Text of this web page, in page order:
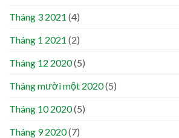
Tháng 3 2021 (4)
Tháng 1 2021 (2)
Tháng 12 2020(5)
Tháng mười một 2020(5)
Tháng 10 2020(5)
Tháng 9 2020(7)